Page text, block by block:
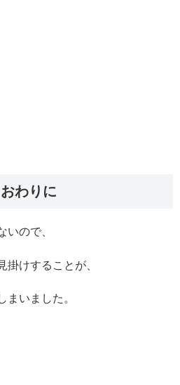
わりに
いので、
掛けすることが、
まいました。